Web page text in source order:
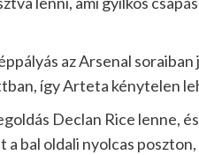
az Arsenal
így Arteta kénytelen
Declan Rice lenne,
bal oldali nyolcas poszton,